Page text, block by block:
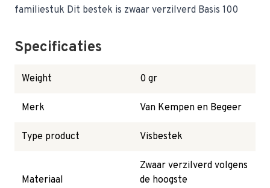
familiestuk Dit bestek is zwaar verzilverd Basis 100
Specificaties
Weight 0 gr
Merk Van Kempen en Begeer
Type product Visbestek
Materiaal
Zwaar verzilverd volgens
de hoogste